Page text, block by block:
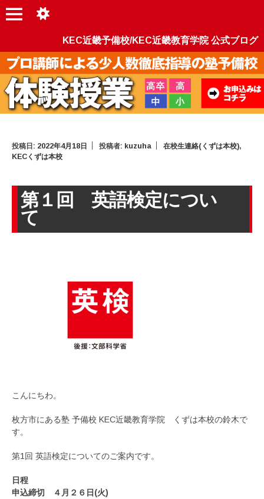
KEC近畿予備校/KEC近畿教育学院 公式ブログ
投稿日: 2022年4月18日 投稿者: kuzuha 在校生連絡(くずは本校),
KECくずは本校
第１回 英語検定につい
て
こんにちわ。
枚方市にある塾 予備校 KEC近畿教育学院 くずは本校の鈴木で
す。
第1回 英語検定についてのご案内です。
日程
申込締切 ４月２６日(火)